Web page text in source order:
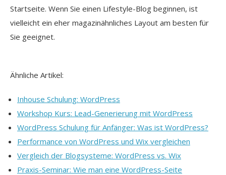
Startseite. Wenn Sie einen Lifestyle-Blog beginnen, ist
vielleicht ein eher magazinähnliches Layout am besten für
Sie geeignet.
Ähnliche Artikel:
Inhouse Schulung: WordPress
Workshop Kurs: Lead-Generierung mit WordPress
WordPress Schulung für Anfänger: Was ist WordPress?
Performance von WordPress und Wix vergleichen
Vergleich der Blogsysteme: WordPress vs. Wix
Praxis-Seminar: Wie man eine WordPress-Seite